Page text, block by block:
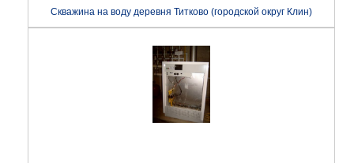
Скважина на воду деревня Титково (городской округ Клин)